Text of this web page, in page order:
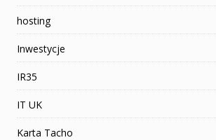
hosting
Inwestycje
IR35
IT UK
Karta Tacho